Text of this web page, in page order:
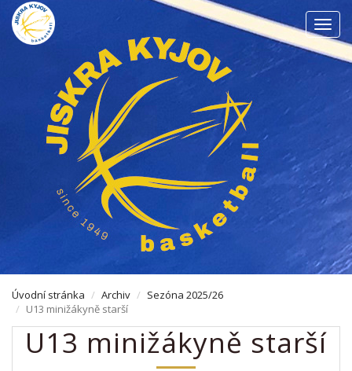
Úvodní stránka Archiv
Sezóna 2025/26
U13 minižákyně starší
U13 minižákyně starší